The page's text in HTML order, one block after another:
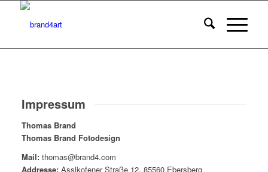
Impressum
Thomas Brand
Thomas Brand Fotodesign
Mail:thomas@brand4.com
Addresse:Asslkofener Straße 12, 85560 Ebersberg